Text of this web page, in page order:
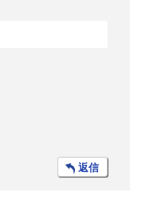
返信